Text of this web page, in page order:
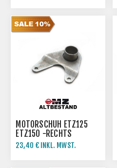
MOTORSCHUH ETZ125
ETZ150 -RECHTS
23,40 € INKL. MWST.